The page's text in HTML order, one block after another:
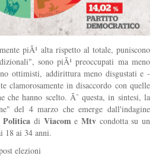
piÃ¹ alta rispetto al totale, puniscono
sono piÃ¹ preoccupati ma meno
ottimisti, addirittura meno disgustati e -
in disaccordo con quelle
che hanno scelto. Ãˆ questa, in sintesi, la
del 4 marzo che emerge dall'indagine
Politica di Viacome Mtvcondotta su un
18 ai 34 anni.
elezioni